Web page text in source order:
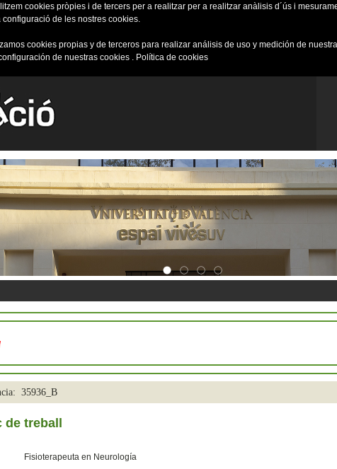
cookies pròpies i de tercers per a realitzar per a realitzar anàlisis d´ús i
de les nostres cookies.
cookies propias y de terceros para realizar análisis de uso y medición de
de nuestras cookies . Política de cookies
35936_B
de treball
Fisioterapeuta en Neurología